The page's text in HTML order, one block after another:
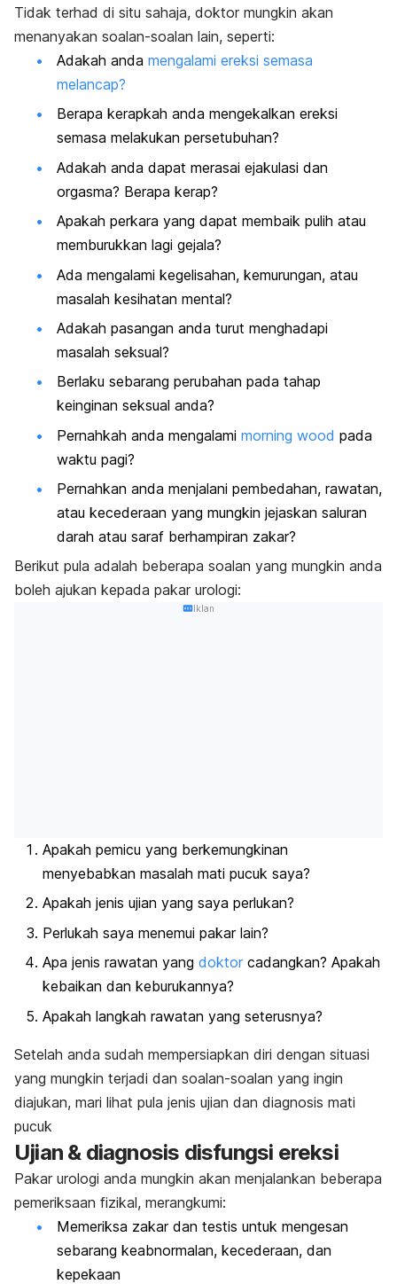
Tidak terhad di situ sahaja, doktor mungkin akan
menanyakan soalan-soalan lain, seperti:
Adakah anda mengalami ereksi semasa
melancap?
Berapa kerapkah anda mengekalkan ereksi
semasa melakukan persetubuhan?
Adakah anda dapat merasai ejakulasi dan
orgasma? Berapa kerap?
Apakah perkara yang dapat membaik pulih atau
memburukkan lagi gejala?
Ada mengalami kegelisahan, kemurungan, atau
masalah kesihatan mental?
Adakah pasangan anda turut menghadapi
masalah seksual?
Berlaku sebarang perubahan pada tahap
keinginan seksual anda?
Pernahkah anda mengalami morning wood pada
waktu pagi?
Pernahkan anda menjalani pembedahan, rawatan,
atau kecederaan yang mungkin jejaskan saluran
darah atau saraf berhampiran zakar?
Berikut pula adalah beberapa soalan yang mungkin anda
boleh ajukan kepada pakar urologi:
Iklan
Apakah pemicu yang berkemungkinan
menyebabkan masalah mati pucuk saya?
Apakah jenis ujian yang saya perlukan?
Perlukah saya menemui pakar lain?
Apa jenis rawatan yang doktor cadangkan? Apakah
kebaikan dan keburukannya?
Apakah langkah rawatan yang seterusnya?
Setelah anda sudah mempersiapkan diri dengan situasi
yang mungkin terjadi dan soalan-soalan yang ingin
diajukan, mari lihat pula jenis ujian dan diagnosis mati
pucuk
Ujian & diagnosis disfungsi ereksi
Pakar urologi anda mungkin akan menjalankan beberapa
pemeriksaan fizikal, merangkumi:
Memeriksa zakar dan testis untuk mengesan
sebarang keabnormalan, kecederaan, dan
kepekaan